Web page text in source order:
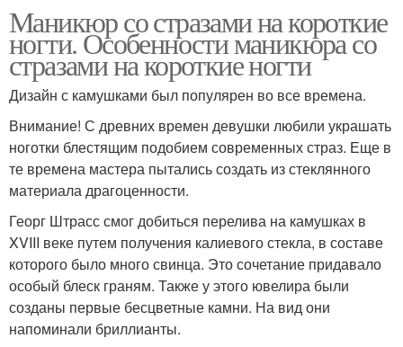
Маникюр со стразами на короткие
ногти. Особенности маникюра со
стразами на короткие ногти
Дизайн с камушками был популярен во все времена.
Внимание! С древних времен девушки любили украшать
ноготки блестящим подобием современных страз. Еще в
те времена мастера пытались создать из стеклянного
материала драгоценности.
Георг Штрасс смог добиться перелива на камушках в
XVIII веке путем получения калиевого стекла, в составе
которого было много свинца. Это сочетание придавало
особый блеск граням. Также у этого ювелира были
созданы первые бесцветные камни. На вид они
напоминали бриллианты.